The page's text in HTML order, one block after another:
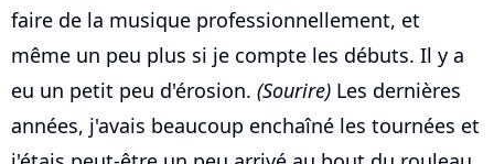
faire de la musique professionnellement, et
même un peu plus si je compte les débuts. Il y a
eu un petit peu d'érosion. (Sourire) Les dernières
années, j'avais beaucoup enchaîné les tournées et